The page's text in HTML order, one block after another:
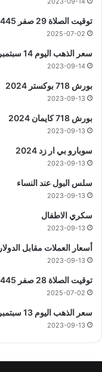
توقيت الصلاة 29 صفر 1445 هجري
2025-07-02
سعر الذهب اليوم 14 سبتمبر
2023-09-14
بورش 718 بوكستر 2024
2023-09-13
بورش 718 كايمان 2024
2023-09-13
سوبارو بي ار زد 2024
2023-09-13
سلس البول عند النساء
2023-09-13
سكري الاطفال
2023-09-13
أسعار العملات مقابل الدولار 13 سبتمبر
2023-09-13
توقيت الصلاة 28 صفر 1445 هجري
2025-07-02
سعر الذهب اليوم 13 سبتمبر
2023-09-13